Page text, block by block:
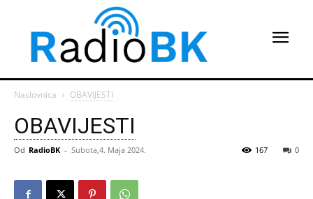
Naslovnica OBAVIJESTI
OBAVIJESTI
Od RadioBK - Subota,4. Maja 2024. 0
167